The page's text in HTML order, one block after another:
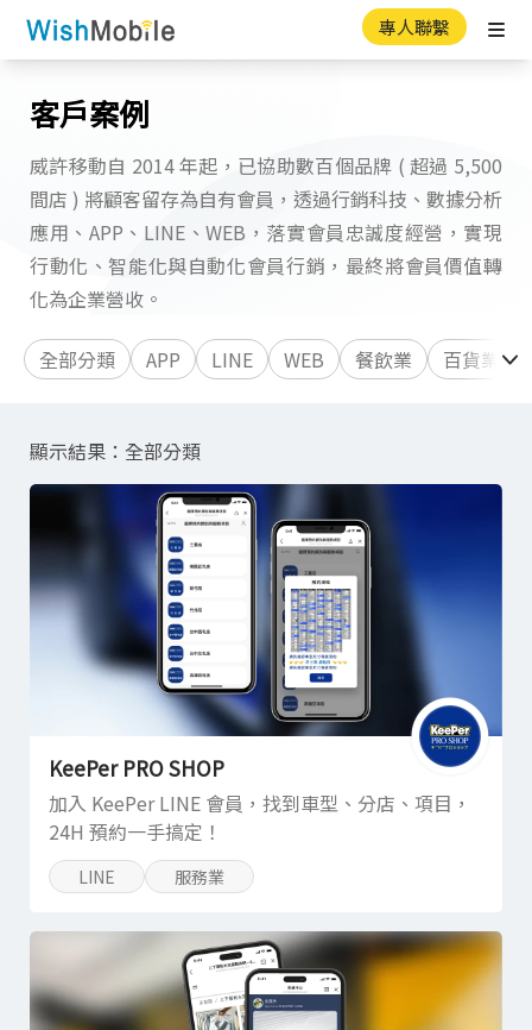
專人聯繫
客戶案例
威許移動自 2014 年起，已協助數百個品牌 ( 超過 5,500
間店 ) 將顧客留存為自有會員，透過行銷科技、數據分析
應用、APP、LINE、WEB，落實會員忠誠度經營，實現
行動化、智能化與自動化會員行銷，最終將會員價值轉
化為企業營收。
全部分類 APP LINE WEB 餐飲業 百貨業
顯示結果： 全部分類
KeePer PRO SHOP
加入 KeePer LINE 會員，找到車型、分店、項目，
24H 預約一手搞定！
LINE 服務業